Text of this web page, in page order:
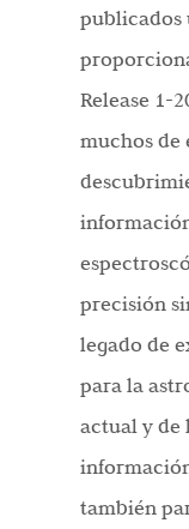
publicados
Release 1-
muchos de
precisión
legado de
para la
actual y de
también